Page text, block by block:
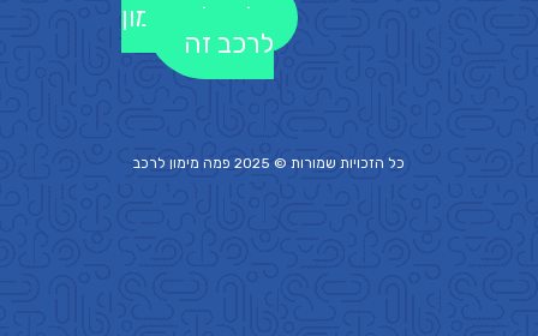
לקבלת מימון
לרכב זה
כל הזכויות שמורות © 2025 פמה מימון לרכב